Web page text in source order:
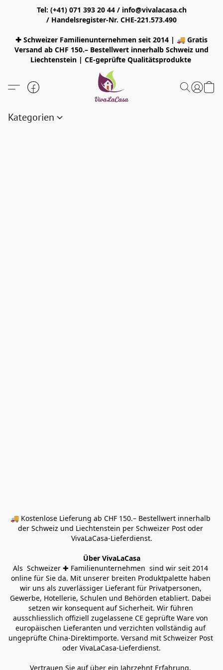
Tel: (+41) 071 393 20 44 / info@vivalacasa.ch
/ Handelsregister-Nr. CHE-221.573.490
✚ Schweizer Familienunternehmen seit 2014 | 🚚 Gratis
Versand ab CHF 150.– Bestellwert innerhalb Schweiz und
Liechtenstein | CE-geprüfte Qualitätsprodukte
Kategorien
🚚 Kostenlose Lieferung ab CHF 150.– Bestellwert innerhalb
der Schweiz und Liechtenstein per Schweizer Post oder
VivaLaCasa-Lieferdienst.
Über VivaLaCasa
Als  Schweizer ✚ Familienunternehmen  sind wir seit 2014
online für Sie da. Mit unserer breiten Produktpalette haben
wir uns als zuverlässiger Lieferant für Privatpersonen,
Gewerbe, Hotellerie, Schulen und Behörden etabliert. Dabei
setzen wir konsequent auf Sicherheit. Wir führen
ausschliesslich offiziell zugelassene CE geprüfte Ware von
europäischen Lieferanten und verzichten vollständig auf
ungeprüfte China-Direktimporte. Versand mit Schweizer Post
oder VivaLaCasa-Lieferdienst.
Vertrauen Sie auf über ein Jahrzehnt Erfahrung,